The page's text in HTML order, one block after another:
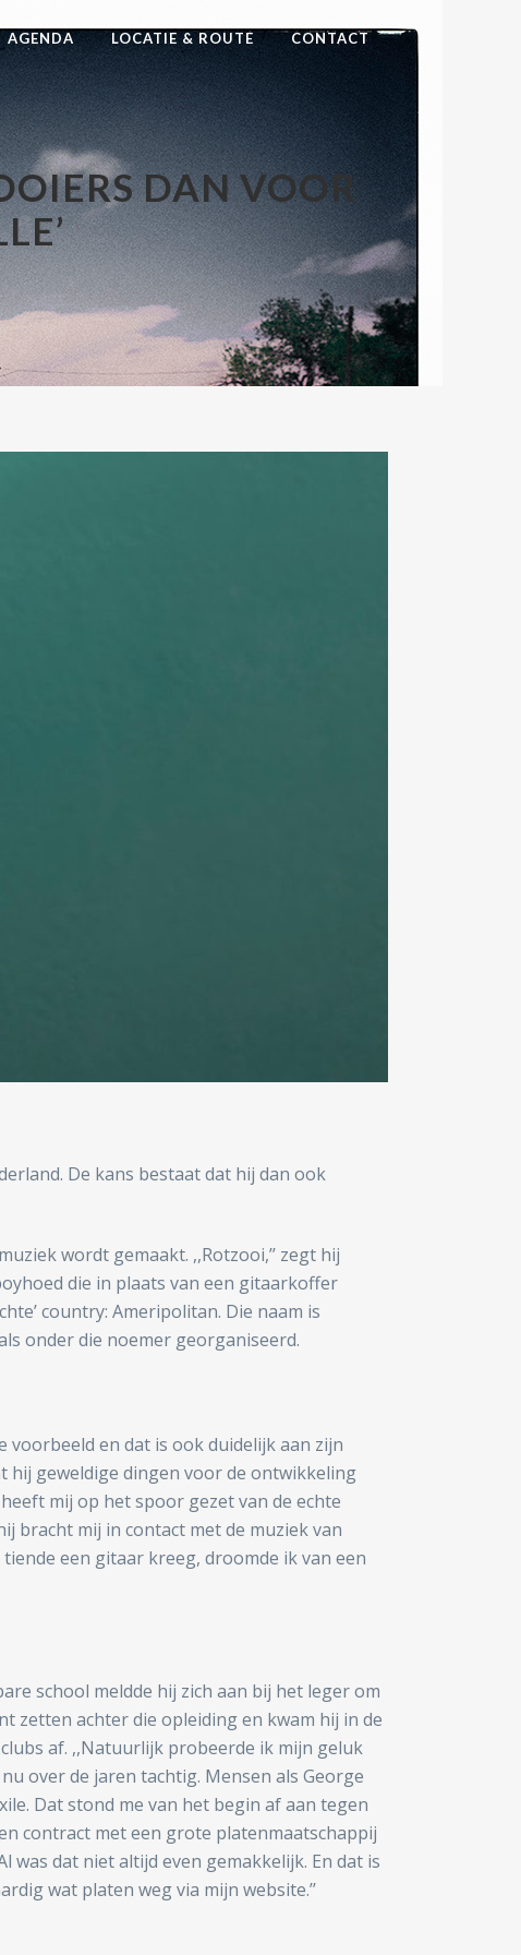
AGENDA LOCATIE & ROUTE CONTACT
DAN VOOR
De kans bestaat dat hij dan ook
wordt gemaakt. ,,Rotzooi,’’ zegt hij
die in plaats van een gitaarkoffer
country: Ameripolitan. Die naam is
onder die noemer georganiseerd.
voorbeeld en dat is ook duidelijk aan zijn
hij geweldige dingen voor de ontwikkeling
mij op het spoor gezet van de echte
bracht mij in contact met de muziek van
een gitaar kreeg, droomde ik van een
school meldde hij zich aan bij het leger om
zetten achter die opleiding en kwam hij in de
af. ,,Natuurlijk probeerde ik mijn geluk
over de jaren tachtig. Mensen als George
Dat stond me van het begin af aan tegen
contract met een grote platenmaatschappij
was dat niet altijd even gemakkelijk. En dat is
wat platen weg via mijn website.’’